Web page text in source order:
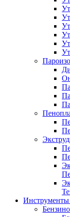
Инструменты